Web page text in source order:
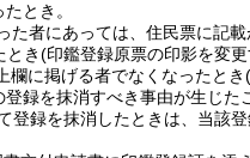
とき。
た者にあっては、住民票に記
とき(印鑑登録原票の印影を変
に掲げる者でなくなったとき
録を抹消すべき事由が生じた
登録を抹消したときは、当該